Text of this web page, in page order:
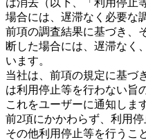
場合には、遅滞なく必要な
前項の調査結果に基づき、
断した場合には、遅滞なく
います。
当社は、前項の規定に基づ
は利用停止等を行わない旨
これをユーザーに通知しま
前2項にかかわらず、利用
その他利用停止等を行うこ